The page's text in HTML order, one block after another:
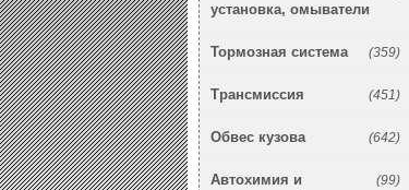
установка, омыватели
(359)
Тормозная система
(451)
Трансмиссия
(642)
Обвес кузова
(99)
Автохимия и